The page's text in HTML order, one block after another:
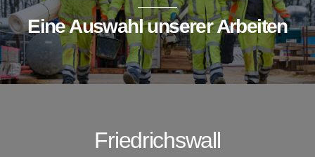
Eine Auswahl unserer Arbeiten
Friedrichswall